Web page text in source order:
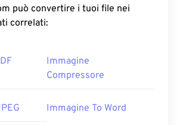
può convertire i tuoi file nei
correlati:
Immagine
Compressore
Immagine To Word